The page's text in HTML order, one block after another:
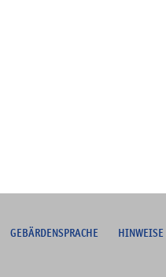
GEBÄRDENSPRACHE
HINWEISE